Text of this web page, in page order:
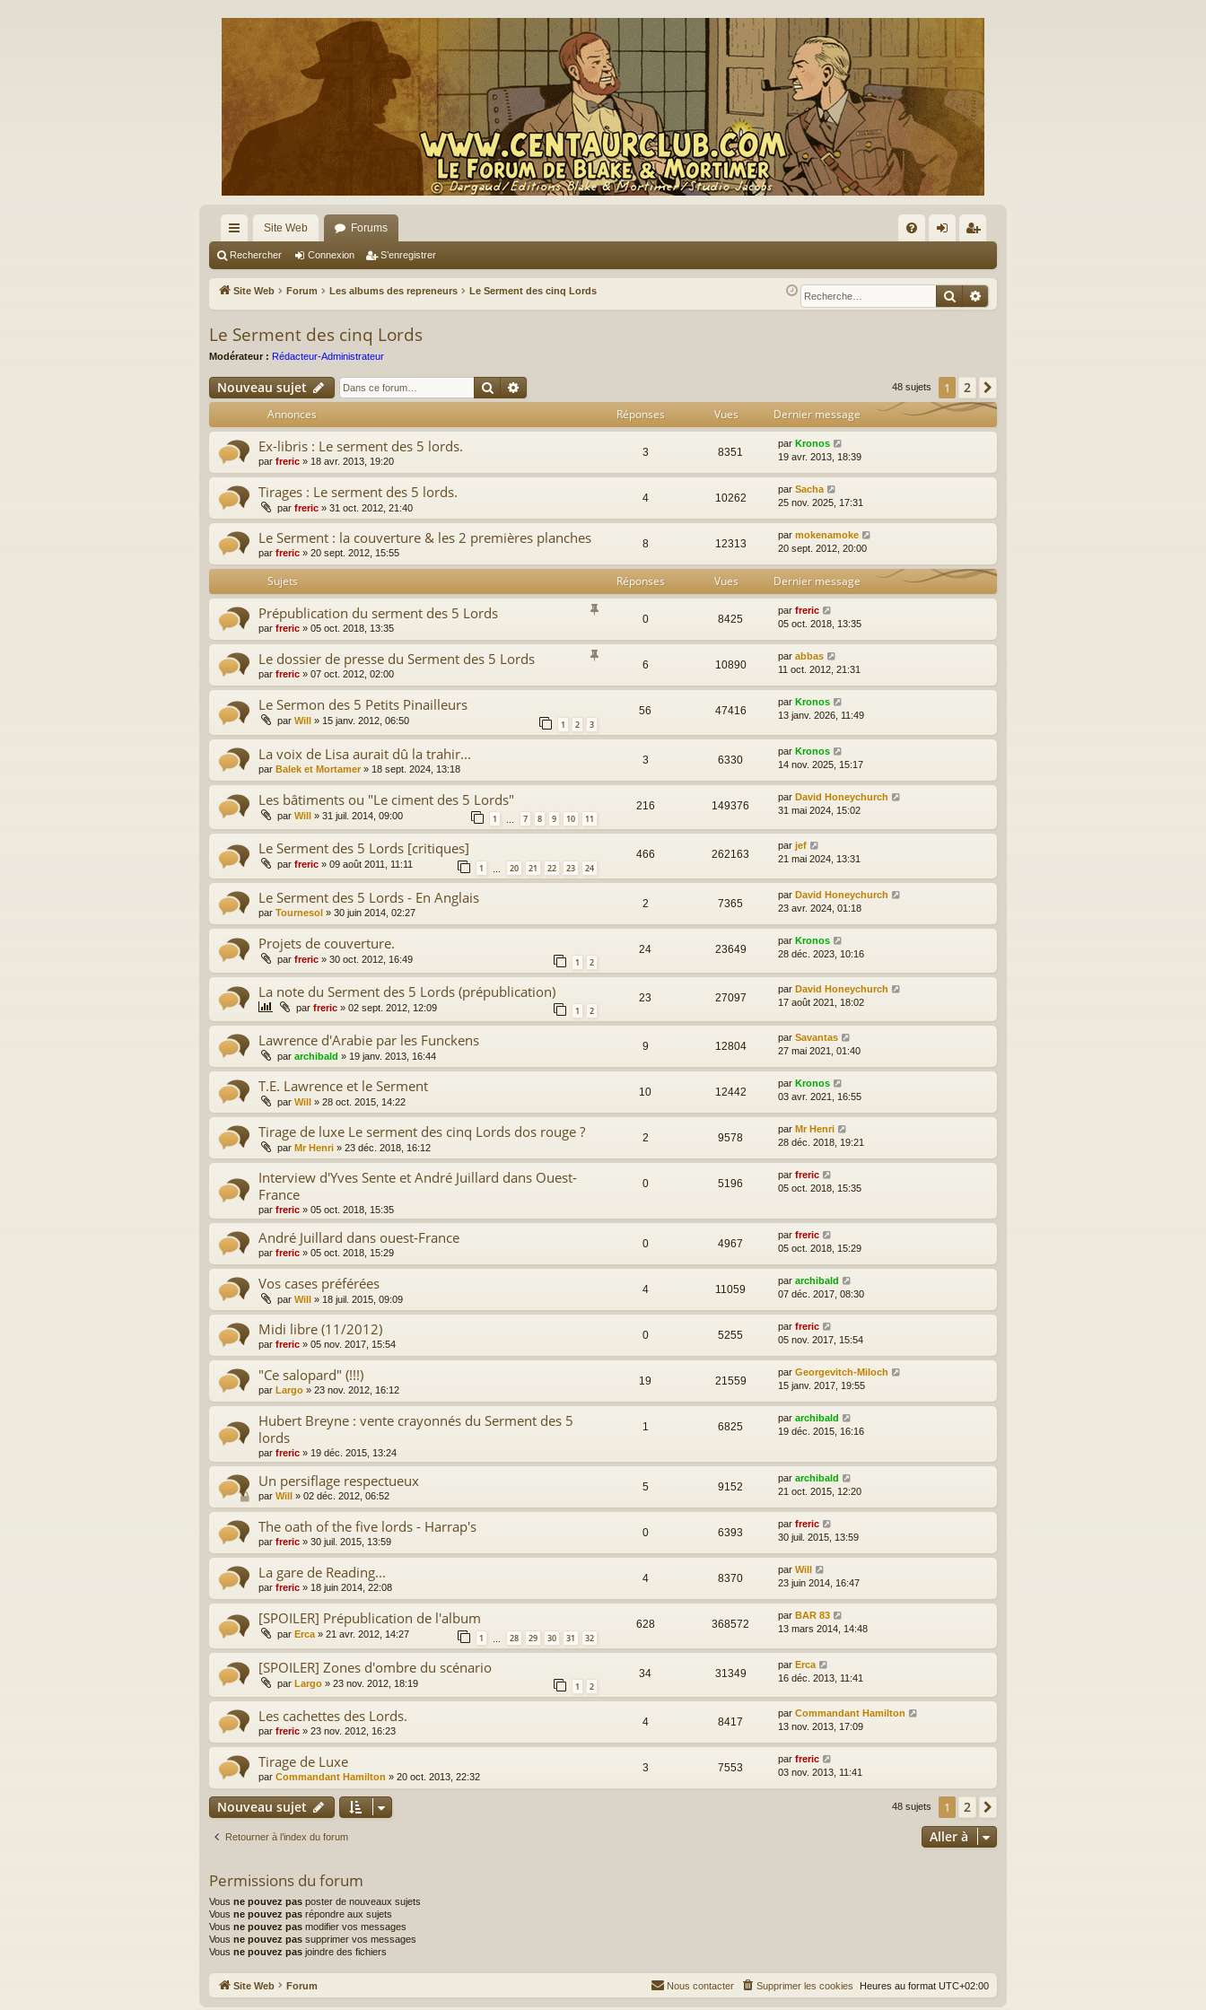
cc
ès
ra
pi
de
Site Web Forums
Q ne
xi
nr
eg
Rechercher Connexion S’enregistrer
Site Web Forum Les albums des repreneurs Le Serment des cinq Lords Rechercher
Recherche avancée
Le Serment des cinq Lords
Modérateur : Rédacteur-Administrateur
Nouveau sujet Rechercher 48 sujets 1 2
Annonces Réponses Vues Dernier message
Ex-libris : Le serment des 5 lords.
par freric » 18 avr. 2013, 19:20
3 8351
par Kronos
19 avr. 2013, 18:39
Tirages : Le serment des 5 lords.
par freric » 31 oct. 2012, 21:40
4 10262
par Sacha
25 nov. 2025, 17:31
Le Serment : la couverture & les 2 premières planches
par freric » 20 sept. 2012, 15:55
8 12313
par mokenamoke
20 sept. 2012, 20:00
Sujets Réponses Vues Dernier message
Prépublication du serment des 5 Lords
par freric » 05 oct. 2018, 13:35
0 8425
par freric
05 oct. 2018, 13:35
Le dossier de presse du Serment des 5 Lords
par freric » 07 oct. 2012, 02:00
6 10890
par abbas
11 oct. 2012, 21:31
Le Sermon des 5 Petits Pinailleurs
par Will » 15 janv. 2012, 06:50 1 2 3
56 47416
par Kronos
13 janv. 2026, 11:49
La voix de Lisa aurait dû la trahir...
par Balek et Mortamer» 18 sept. 2024, 13:18
3 6330
par Kronos
14 nov. 2025, 15:17
Les bâtiments ou "Le ciment des 5 Lords"
par Will » 31 juil. 2014, 09:00 1 … 7 8 9 10 11
216 149376
par David Honeychurch
31 mai 2024, 15:02
Le Serment des 5 Lords [critiques]
par freric » 09 août 2011, 11:11 1 20 21 22 23 24
466 262163
par jef
21 mai 2024, 13:31
Le Serment des 5 Lords - En Anglais
par Tournesol » 30 juin 2014, 02:27
2 7365
par David Honeychurch
23 avr. 2024, 01:18
Projets de couverture.
par freric » 30 oct. 2012, 16:49 1 2
24 23649
par Kronos
28 déc. 2023, 10:16
La note du Serment des 5 Lords (prépublication)
par freric » 02 sept. 2012, 12:09 1 2
23 27097
par David Honeychurch
17 août 2021, 18:02
Lawrence d'Arabie par les Funckens
par archibald » 19 janv. 2013, 16:44
9 12804
par Savantas
27 mai 2021, 01:40
T.E. Lawrence et le Serment
par Will » 28 oct. 2015, 14:22
10 12442
par Kronos
03 avr. 2021, 16:55
Tirage de luxe Le serment des cinq Lords dos rouge ?
par Mr Henri » 23 déc. 2018, 16:12
2 9578
par Mr Henri
28 déc. 2018, 19:21
Interview d'Yves Sente et André Juillard dans Ouest-
France
par freric » 05 oct. 2018, 15:35
0 5196
par freric
05 oct. 2018, 15:35
André Juillard dans ouest-France
par freric » 05 oct. 2018, 15:29
0 4967
par freric
05 oct. 2018, 15:29
Vos cases préférées
par Will » 18 juil. 2015, 09:09
4 11059
par archibald
07 déc. 2017, 08:30
Midi libre (11/2012)
par freric » 05 nov. 2017, 15:54
0 5255
par freric
05 nov. 2017, 15:54
"Ce salopard" (!!!)
par Largo » 23 nov. 2012, 16:12
19 21559
par Georgevitch-Miloch
15 janv. 2017, 19:55
Hubert Breyne : vente crayonnés du Serment des 5
lords
par freric » 19 déc. 2015, 13:24
1 6825
par archibald
19 déc. 2015, 16:16
Un persiflage respectueux
par Will » 02 déc. 2012, 06:52
5 9152
par archibald
21 oct. 2015, 12:20
The oath of the five lords - Harrap's
par freric » 30 juil. 2015, 13:59
0 6393
par freric
30 juil. 2015, 13:59
La gare de Reading...
par freric » 18 juin 2014, 22:08
4 8370
par Will
23 juin 2014, 16:47
[SPOILER] Prépublication de l'album
par Erca» 21 avr. 2012, 14:27 1 28 29 30 31 32
628 368572
par BAR 83
13 mars 2014, 14:48
[SPOILER] Zones d'ombre du scénario
par Largo » 23 nov. 2012, 18:19 1 2
34 31349
par Erca
16 déc. 2013, 11:41
Les cachettes des Lords.
par freric » 23 nov. 2012, 16:23
4 8417
par Commandant Hamilton
13 nov. 2013, 17:09
Tirage de Luxe
par Commandant Hamilton » 20 oct. 2013, 22:32
3 7553
par freric
03 nov. 2013, 11:41
Nouveau sujet 48 sujets 1 2
Retourner à l’index du forum Aller à
Permissions du forum
Vous ne pouvez pas poster de nouveaux sujets
Vous ne pouvez pas répondre aux sujets
Vous ne pouvez pas modifier vos messages
Vous ne pouvez pas supprimer vos messages
Vous ne pouvez pas joindre des fichiers
Site Web Forum Heures au format UTC+02:00
Supprimer les cookies
Nous contacter